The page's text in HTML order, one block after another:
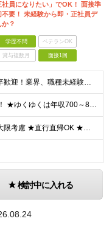
社員になりたい」でOK！ 面接準
不要！ 未経験から即・正社員デ
？
学歴不問 ベテランOK
賞与複数月 面接1回
＜学歴不問・第二新卒歓迎！業界、職種未経験歓迎！20代～30代活躍中＞ ★35歳以下の方（若年層の長期キャリア形成を図るため） ★フリーター・正社員未経験・社会人未経験OK ★転職回数が多い方もぜひ
★月収35万円も可能！ ★ゆくゆくは年収700～800万円も！ ★手当が多数あり ・残業手当（100％）★1分単位で支給 ・資格手当（最大月6万円） ・結婚/出産祝金（最大3万円） 【首都圏・北関東
★勤務地は希望を最大限考慮 ★直行直帰OK ★車通勤のエリアもあり ★研修は、下記いずれかの研修センターで行います ・東京校（東京本社とアクセスは同様） ・大阪校（大阪府大阪市中央区道修町 2-1-1
検討中に入れる